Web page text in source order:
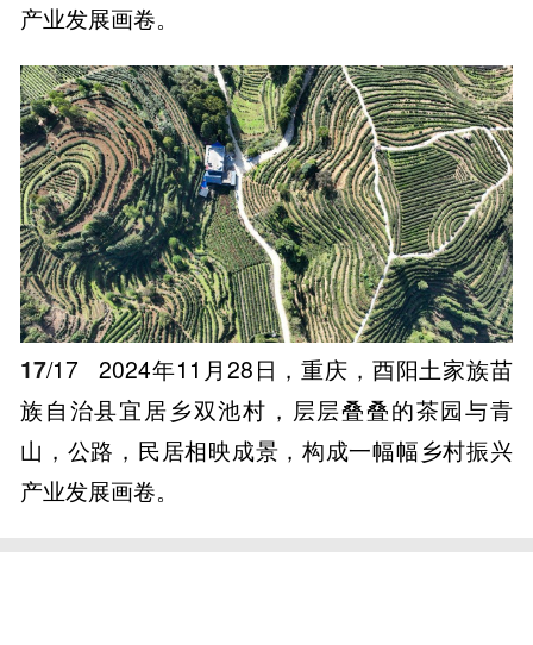
产业发展画卷。
17/17
2024年11月28日，重庆，酉阳土家族苗
族自治县宜居乡双池村，层层叠叠的茶园与青
山，公路，民居相映成景，构成一幅幅乡村振兴
产业发展画卷。